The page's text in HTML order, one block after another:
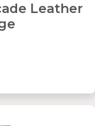
Leather